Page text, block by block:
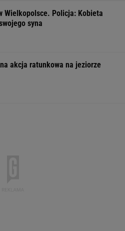
Wielkopolsce. Policja: Kobieta
syna
akcja ratunkowa na jeziorze